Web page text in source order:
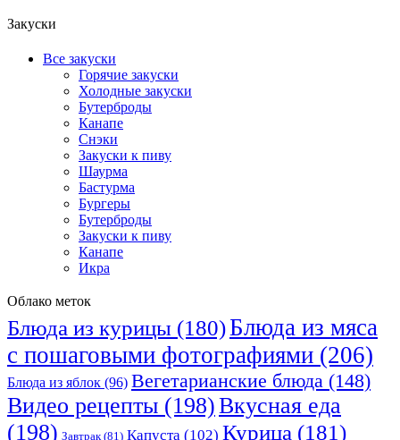
Закуски
Все закуски
Горячие закуски
Холодные закуски
Бутерброды
Канапе
Снэки
Закуски к пиву
Шаурма
Бастурма
Бургеры
Бутерброды
Закуски к пиву
Канапе
Икра
Облако меток
Блюда из курицы (180)Блюда из мяса
с пошаговыми фотографиями (206)
Блюда из яблок (96) Вегетарианские блюда (148)
Видео рецепты (198)Вкусная еда
(198) Завтрак(81) Капуста (102) Курица (181)